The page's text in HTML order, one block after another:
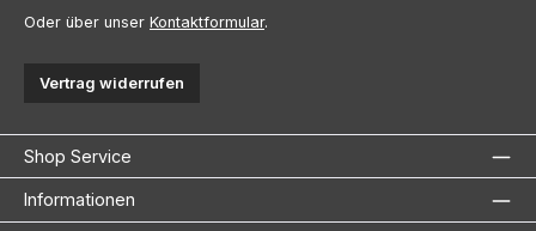
Oder über unser Kontaktformular.
Vertrag widerrufen
Shop Service
Informationen